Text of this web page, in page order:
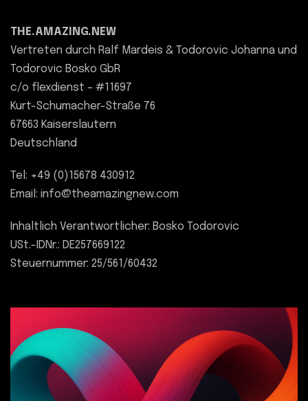
THE.AMAZING.NEW
Vertreten durch Ralf Mardeis & Todorovic Johanna und
Todorovic Bosko GbR
c/o flexdienst – #11697
Kurt-Schumacher-Straße 76
67663 Kaiserslautern
Deutschland
Tel: +49 (0)15678 430912
Email: info@theamazingnew.com
Inhaltlich Verantwortlicher: Bosko Todorovic
USt.-IDNr.: DE257669122
Steuernummer: 25/561/60432